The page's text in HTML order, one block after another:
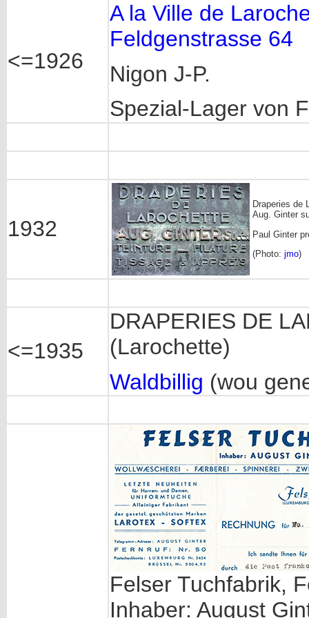
<=1926
A la Ville de
Feldgenstrasse 64
Nigon J-P.
Spezial-Lager von
1932
Draperies de
Aug. Ginter
Paul Ginter
(Photo: jmo)
<=1935
DRAPERIES DE
(Larochette)
Waldbillig (wou
Felser Tuchfabrik,
Inhaber: August